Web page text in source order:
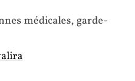
médicales, garde-